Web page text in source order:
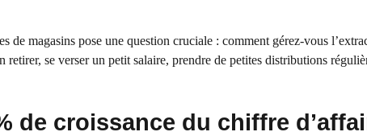
magasins pose une question cruciale : comment gérez-vous
se verser un petit salaire, prendre de petites distributions
de croissance du chiffre